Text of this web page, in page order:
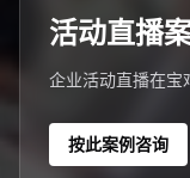
活动直播
企业活动直播在宝
按此案例咨询